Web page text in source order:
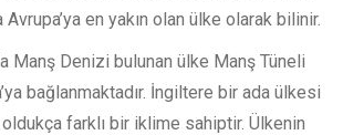
Avrupa’ya en yakın olan ülke olarak bilinir.
Manş Denizi bulunan ülke Manş Tüneli
bağlanmaktadır. İngiltere bir ada ülkesi
farklı bir iklime sahiptir. Ülkenin